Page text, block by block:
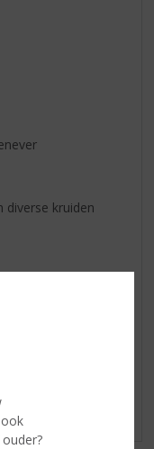
diverse kruiden
dit product